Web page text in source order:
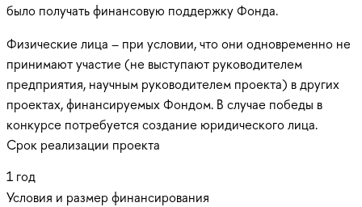
было получать финансовую поддержку Фонда.
Физические лица – при условии, что они одновременно не
принимают участие (не выступают руководителем
предприятия, научным руководителем проекта) в других
проектах, финансируемых Фондом. В случае победы в
конкурсе потребуется создание юридического лица.
Срок реализации проекта
1 год
Условия и размер финансирования